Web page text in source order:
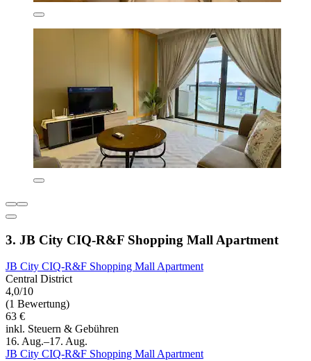
3. JB City CIQ-R&F Shopping Mall Apartment
JB City CIQ-R&F Shopping Mall Apartment
Central District
4,0/10
(1 Bewertung)
63 €
inkl. Steuern & Gebühren
16. Aug.–17. Aug.
JB City CIQ-R&F Shopping Mall Apartment